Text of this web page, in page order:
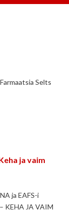
Selts
ja vaim
ja EAFS-i
KEHA JA VAIM